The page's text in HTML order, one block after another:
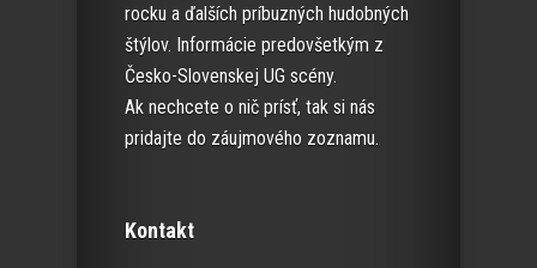
rocku a ďalších príbuzných hudobných
štýlov. Informácie predovšetkým z
Česko-Slovenskej UG scény.
Ak nechcete o nič prísť, tak si nás
pridajte do záujmového zoznamu.
Kontakt